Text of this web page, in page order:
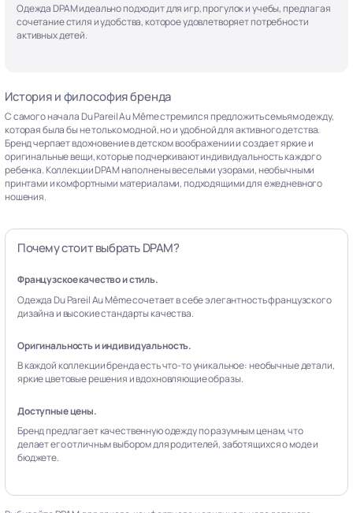
Одежда DPAM идеально подходит для игр, прогулок и учебы, предлагая
сочетание стиля и удобства, которое удовлетворяет потребности
активных детей.
История и философия бренда
С самого начала Du Pareil Au Même стремился предложить семьям одежду,
которая была бы не только модной, но и удобной для активного детства.
Бренд черпает вдохновение в детском воображении и создает яркие и
оригинальные вещи, которые подчеркивают индивидуальность каждого
ребенка. Коллекции DPAM наполнены веселыми узорами, необычными
принтами и комфортными материалами, подходящими для ежедневного
ношения.
Почему стоит выбрать DPAM?
Французское качество и стиль.
Одежда Du Pareil Au Même сочетает в себе элегантность французского
дизайна и высокие стандарты качества.
Оригинальность и индивидуальность.
В каждой коллекции бренда есть что-то уникальное: необычные детали,
яркие цветовые решения и вдохновляющие образы.
Доступные цены.
Бренд предлагает качественную одежду по разумным ценам, что
делает его отличным выбором для родителей, заботящихся о моде и
бюджете.